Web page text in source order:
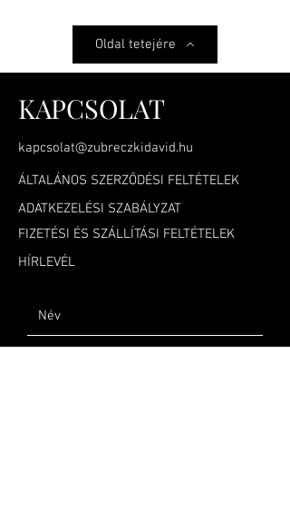
Oldal tetejére
KAPCSOLAT
kapcsolat@zubreczkidavid.hu
ÁLTALÁNOS SZERZŐDÉSI FELTÉTELEK
ADATKEZELÉSI SZABÁLYZAT
FIZETÉSI ÉS SZÁLLÍTÁSI FELTÉTELEK
HÍRLEVÉL